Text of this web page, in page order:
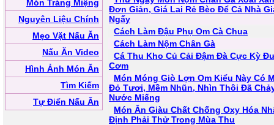
Món Tráng Miệng
Nguyên Liệu Chính
Mẹo Vặt Nấu Ăn
Nấu Ăn Video
Hình Ảnh Món Ăn
Tìm Kiếm
Tự Điển Nấu Ăn
Đơn Giản, Giá Lại Rẻ Bèo Để Cả Nhà
Ngấy
Cách Làm Đậu Phụ Om Cà Chua
Cách Làm Nộm Chân Gà
Cá Thu Kho Củ Cải Đậm Đà Cực Kỳ
Cơm
Món Móng Giò Lợn Om Kiểu Này Có
Đỏ Tươi, Mềm Nhũn, Nhìn Thôi Đã
Nước Miếng
Món Ăn Giàu Chất Chống Oxy Hóa
Định Phải Thử Trong Mùa Thu